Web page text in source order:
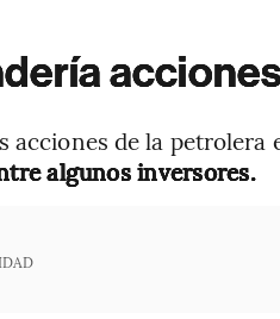
de la petrolera
algunos inversores.